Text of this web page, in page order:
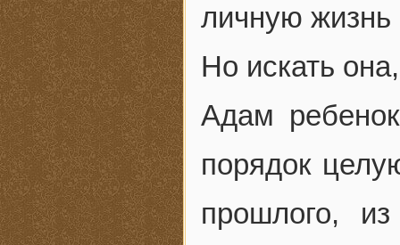
личную
Но искать
Адам
порядок
прошлого,